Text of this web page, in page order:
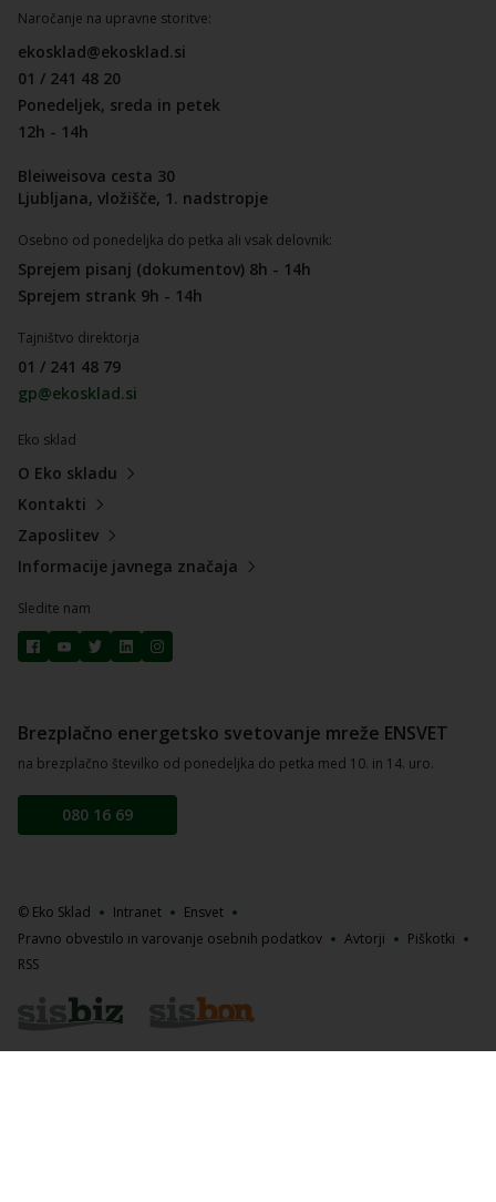
Naročanje na upravne storitve:
ekosklad@ekosklad.si
01 / 241 48 20
Ponedeljek, sreda in petek
12h - 14h
Bleiweisova cesta 30
Ljubljana, vložišče, 1. nadstropje
Osebno od ponedeljka do petka ali vsak delovnik:
Sprejem pisanj (dokumentov) 8h - 14h
Sprejem strank 9h - 14h
Tajništvo direktorja
01 / 241 48 79
gp@ekosklad.si
Eko sklad
O Eko skladu
Kontakti
Zaposlitev
Informacije javnega značaja
Sledite nam
Brezplačno energetsko svetovanje mreže ENSVET
na brezplačno številko od ponedeljka do petka med 10. in 14. uro.
080 16 69
© Eko Sklad Intranet
Ensvet
Pravno obvestilo in varovanje osebnih podatkov
Avtorji
Piškotki
RSS